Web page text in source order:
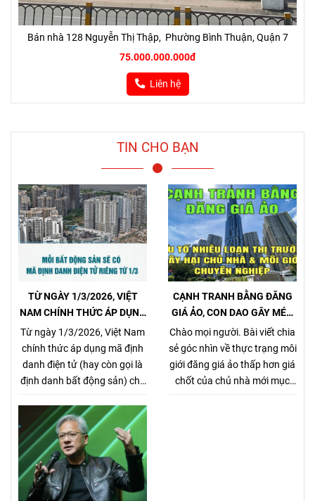
Bán nhà 128 Nguyễn Thị Thập, Phường Bình Thuận, Quận 7
75.000.000.000đ
Liên hệ
TIN CHO BẠN
TỪ NGÀY 1/3/2026, VIỆT
NAM CHÍNH THỨC ÁP DỤNG
MÃ ĐỊNH DANH BẤT ĐỘNG
SẢN
Từ ngày 1/3/2026, Việt Nam
chính thức áp dụng mã định
danh điện tử (hay còn gọi là
định danh bất động sản) cho
theo Nghị định
357/2025/NĐ-CP (ban hành
ngày 31/12/2025, hiệu lực từ
1/3/2026) về xây dựng, quản
lý và sử dụng hệ thống thông
tin, cơ sở dữ liệu về nhà ở và
CẠNH TRANH BẰNG ĐĂNG
GIÁ ẢO, CON DAO GÂY MÉO
MÓ THỊ TRƯỜNG, GÂY HẠI
CHỦ NHÀ VÀ NHÀ MÔI GIỚI
CHÂN CHÍNH
Chào mọi người. Bài viết chia
sẻ góc nhìn về thực trạng môi
giới đăng giá ảo thấp hơn giá
chốt của chủ nhà mới mục